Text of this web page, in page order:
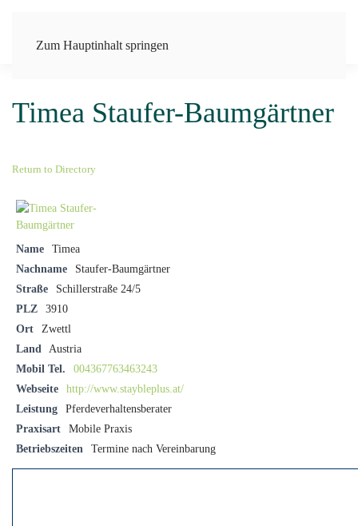
Zum Hauptinhalt springen
Timea Staufer-Baumgärtner
Return to Directory
Name
Timea
Nachname
Staufer-Baumgärtner
Straße
Schillerstraße 24/5
PLZ
3910
Ort
Zwettl
Land
Austria
Mobil Tel.
004367763463243
Webseite
http://www.staybleplus.at/
Leistung
Pferdeverhaltensberater
Praxisart
Mobile Praxis
Betriebszeiten
Termine nach Vereinbarung